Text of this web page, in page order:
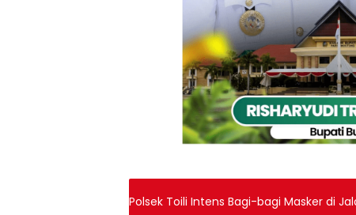
Polsek Toili Intens Bagi-bagi Masker di